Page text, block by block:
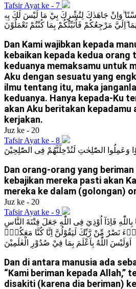
Tafsir Ayat ke - 7
حُسْنًا ۗوَاِنْ جَاهَدٰكَ لِتُشْرِكَ بِيْ مَا لَيْسَ لَكَ بِهٖ
ۗاِلَيَّ مَرْجِعُكُمْ فَاُنَبِّئُكُمْ بِمَا كُنْتُمْ تَعْمَلُوْنَ
Dan Kami wajibkan kepada
kebaikan kepada kedua orang
keduanya memaksamu untuk
Aku dengan sesuatu yang
ilmu tentang itu, maka
keduanya. Hanya kepada-Ku
akan Aku beritakan kepadamu
kerjakan.
Juz ke - 20
Tafsir Ayat ke - 8
وَعَمِلُوا الصّٰلِحٰتِ لَنُدْخِلَنَّهُمْ فِى الصّٰلِحِيْنَ
Dan orang-orang yang
kebajikan mereka pasti akan
mereka ke dalam (golongan)
Juz ke - 20
Tafsir Ayat ke - 9
فَاِذَآ اُوْذِيَ فِى اللّٰهِ جَعَلَ فِتْنَةَ النَّاسِ
نَصْرٌ مِّنْ رَّبِّكَ لَيَقُوْلُنَّ اِنَّا كُنَّا مَعَكُمْۗ
اَوَلَيْسَ اللّٰهُ بِاَعْلَمَ بِمَا فِيْ صُدُوْرِ الْعٰلَمِيْنَ
Dan di antara manusia ada
“Kami beriman kepada Allah,”
disakiti (karena dia beriman)